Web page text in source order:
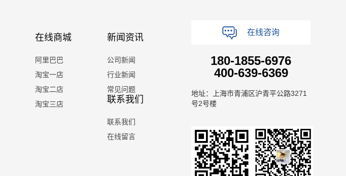
在线商城
阿里巴巴
淘宝一店
淘宝二店
淘宝三店
新闻资讯
公司新闻
行业新闻
常见问题
联系我们
联系我们
在线留言
在线咨询
180-1855-6976
400-639-6369
地址：上海市青浦区沪青平公路3271
号2号楼